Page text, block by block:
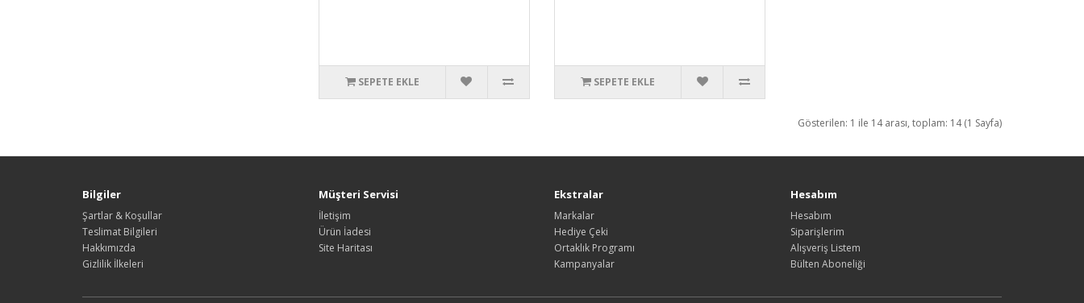
SEPETE EKLE SEPETE EKLE
Gösterilen: 1 ile 14 arası, toplam: 14 (1 Sayfa)
Bilgiler
Şartlar & Koşullar
Teslimat Bilgileri
Hakkımızda
Gizlilik İlkeleri
Müşteri Servisi
İletişim
Ürün İadesi
Site Haritası
Ekstralar
Markalar
Hediye Çeki
Ortaklık Programı
Kampanyalar
Hesabım
Hesabım
Siparişlerim
Alışveriş Listem
Bülten Aboneliği